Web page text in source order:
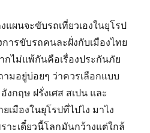
ผนจะขับรถเที่ยวเองในยุโรป
ารขับรถคนละฝั่งกับเมืองไทย
กไม่แพ้กันคือเรื่องประกันภัย
มอยู่บ่อยๆ ว่าควรเลือกแบบ
กฤษ ฝรั่งเศส สเปน และ
เมืองในยุโรปที่ไปไง มาไง
าะเดี๋ยวนี้โลกมันกว้างแต่ใกล้